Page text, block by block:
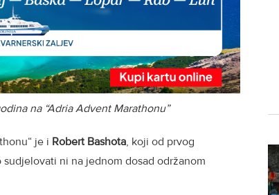
na “Adria Advent Marathonu”
je i Robert Bashota, koji od prvog
ni na jednom dosad održanom